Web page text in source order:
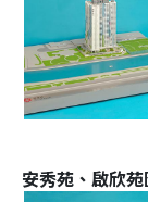
安秀苑、啟欣苑